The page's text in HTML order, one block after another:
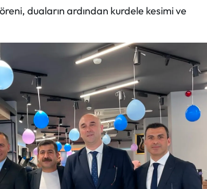
duaların ardından kurdele kesimi ve